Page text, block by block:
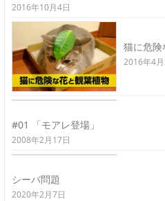
2016年10月4日
猫に危険
2016年4
#01 「モアレ登場」
2008年2月17日
シーバ問題
2020年2月7日